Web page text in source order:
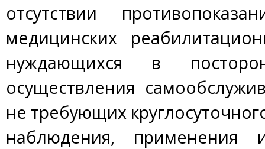
отсутствии
медицинских
нуждающихся в
осуществления
не требующих
наблюдения, применения